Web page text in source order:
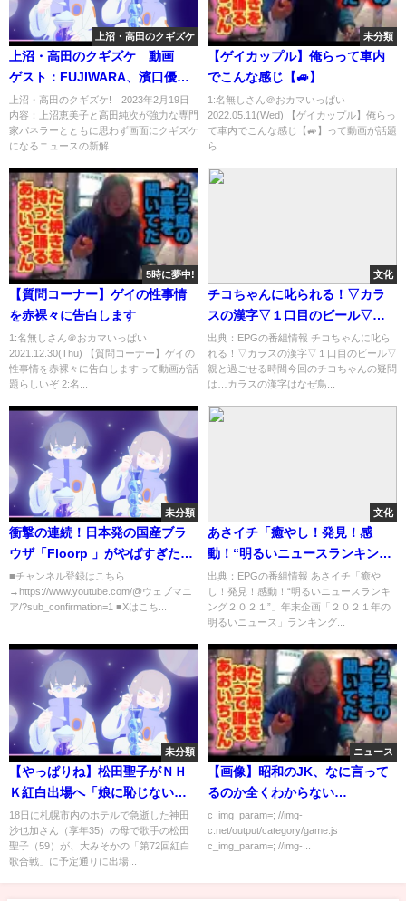
上沼・高田のクギズケ
上沼・高田のクギズケ 動画
ゲスト：FUJIWARA、濱口優、
ダレノガレ明美 2月19日
上沼・高田のクギズケ! 2023年2月19日
内容：上沼恵美子と高田純次が強力な専門
家パネラーとともに思わず画面にクギズケ
になるニュースの新解...
未分類
【ゲイカップル】俺らって車内
でこんな感じ【🚙】
1:名無しさん＠おカマいっぱい
2022.05.11(Wed) 【ゲイカップル】俺らっ
て車内でこんな感じ【🚙】って動画が話題
ら...
5時に夢中!
【質問コーナー】ゲイの性事情
を赤裸々に告白します
1:名無しさん＠おカマいっぱい
2021.12.30(Thu) 【質問コーナー】ゲイの
性事情を赤裸々に告白しますって動画が話
題らしいぞ 2:名...
文化
チコちゃんに叱られる！▽カラ
スの漢字▽１口目のビール▽親
と過ごせる時間[字]…の番組内容
解析まとめ
出典：EPGの番組情報 チコちゃんに叱ら
れる！▽カラスの漢字▽１口目のビール▽
親と過ごせる時間今回のチコちゃんの疑問
は…カラスの漢字はなぜ鳥...
未分類
衝撃の連続！日本発の国産ブラ
ウザ「Floorp 」がやばすぎたの
で徹底解説する
■チャンネル登録はこちら
→https://www.youtube.com/@ウェブマニ
ア/?sub_confirmation=1 ■Xはこち...
文化
あさイチ「癒やし！発見！感
動！“明るいニュースランキング
２０２１”」[字]…の番組内容解
析まとめ
出典：EPGの番組情報 あさイチ「癒や
し！発見！感動！“明るいニュースランキ
ング２０２１”」年末企画「２０２１年の
明るいニュース」ランキング...
未分類
【やっぱりね】松田聖子がＮＨ
Ｋ紅白出場へ「娘に恥じないよ
う」沙也加さんとの思い出の場
【ママドルと呼ばれた果に】神
田沙也加（享年35）何があって
18日に札幌市内のホテルで急逝した神田
沙也加さん（享年35）の母で歌手の松田
聖子（59）が、大みそかの「第72回紅白
歌合戦」に予定通りに出場...
ニュース
【画像】昭和のJK、なに言って
るのか全くわからない…
c_img_param=; //img-
c.net/output/category/game.js
c_img_param=; //img-...